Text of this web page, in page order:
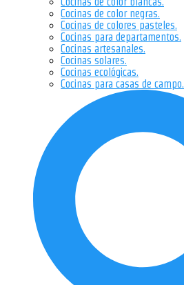
Cocinas de color negras.
Cocinas de colores pasteles.
Cocinas para departamentos.
Cocinas artesanales.
Cocinas solares.
Cocinas ecológicas.
Cocinas para casas de campo.